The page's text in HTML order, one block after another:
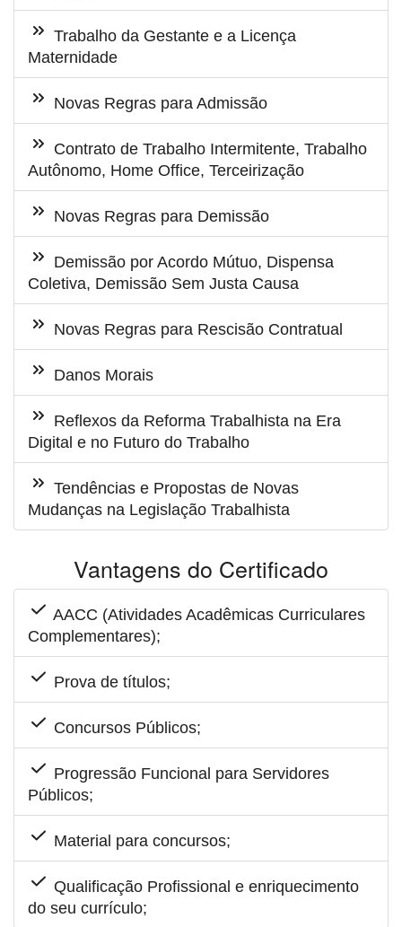
Trabalho da Gestante e a Licença
Maternidade
Novas Regras para Admissão
Contrato de Trabalho Intermitente, Trabalho
Autônomo, Home Office, Terceirização
Novas Regras para Demissão
Demissão por Acordo Mútuo, Dispensa
Coletiva, Demissão Sem Justa Causa
Novas Regras para Rescisão Contratual
Danos Morais
Reflexos da Reforma Trabalhista na Era
Digital e no Futuro do Trabalho
Tendências e Propostas de Novas
Mudanças na Legislação Trabalhista
Vantagens do Certificado
AACC (Atividades Acadêmicas Curriculares
Complementares);
Prova de títulos;
Concursos Públicos;
Progressão Funcional para Servidores
Públicos;
Material para concursos;
Qualificação Profissional e enriquecimento
do seu currículo;